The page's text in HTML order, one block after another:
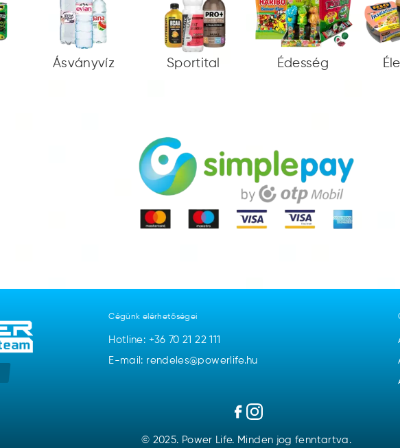
Ásványvíz Sportital Édesség
Cégünk elérhetőségei
Hotline: +36 70 21 22 111
E-mail: rendeles@powerlife.hu
© 2025. Power Life. Minden jog fenntartva.